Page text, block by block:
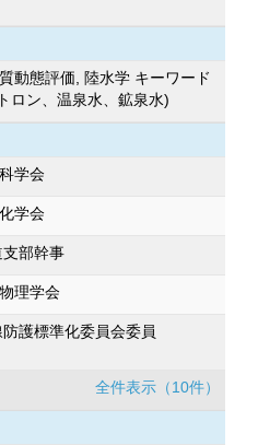
動態評価, 陸水学 キーワード
ロン、温泉水、鉱泉水)
学会
学会
部幹事
理学会
護標準化委員会委員
全件表示（10件）